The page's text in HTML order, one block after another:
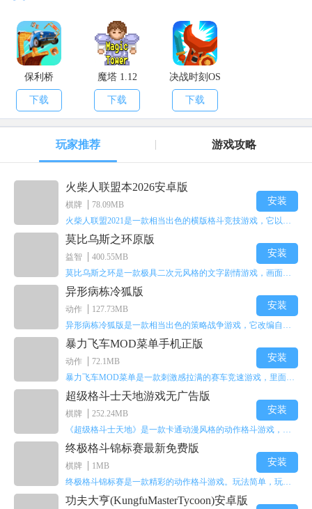
保利桥
下载
魔塔 1.12
下载
决战时刻OS
下载
玩家推荐 游戏攻略
火柴人联盟本2026安卓版
棋牌
78.09MB
安装
莫比乌斯之环原版
益智
400.55MB
安装
异形病栋冷狐版
动作
127.73MB
安装
暴力飞车MOD菜单手机正版
动作
72.1MB
安装
超级格斗士天地游戏无广告版
棋牌
252.24MB
安装
终极格斗锦标赛最新免费版
棋牌
1MB
安装
功夫大亨(KungfuMasterTycoon)安卓版